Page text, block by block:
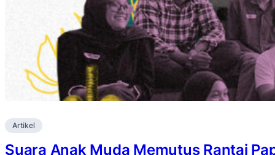
Artikel
Suara Anak Muda Memutus Rantai